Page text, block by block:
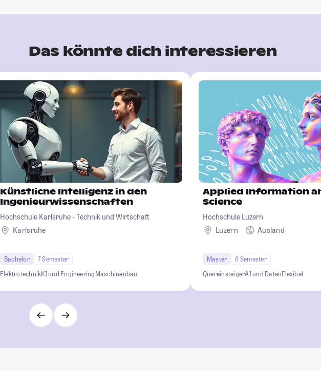
Das könnte dich interessieren
Künstliche Intelligenz in den
Ingenieurwissenschaften
Hochschule Karlsruhe - Technik und Wirtschaft
Karlsruhe
Bachelor
7 Semester
ElektrotechnikKI und EngineeringMaschinenbau
Applied Information
Science
Hochschule Luzern
Luzern
Ausland
Master
6 Semester
QuereinsteigerAI und DatenFlexibel